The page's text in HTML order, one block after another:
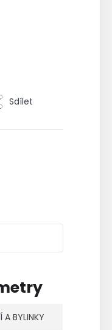
Sdílet
A BYLINKY